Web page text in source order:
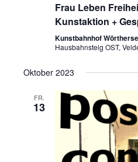
Frau Leben
Kunstaktion +
Kunstbahnhof
Hausbahnsteig OST,
Oktober 2023
FR.
13